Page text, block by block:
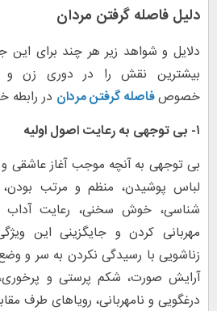
دلیل فاصله گرفتن مردان
دلایل و شواهد زیر هر چند برای این
بیشترین نقش را در دوری زن و
خصوصفاصله گرفتن مردان در رابطه
۱- بی توجهی به رعایت اصول اولیه
بی توجهی به آنچه موجب آغاز عاشقی
لباس پوشیدن، منظم و مرتب
شناسی، خوش سخنی، رعایت آداب
مهربانی کردن و جایگزینی این
زناشویی با رسیدگی نکردن به سر و
آرایش صورت، شکم پرستی و
درغگویی و نامهربانی، رویاهای طرف